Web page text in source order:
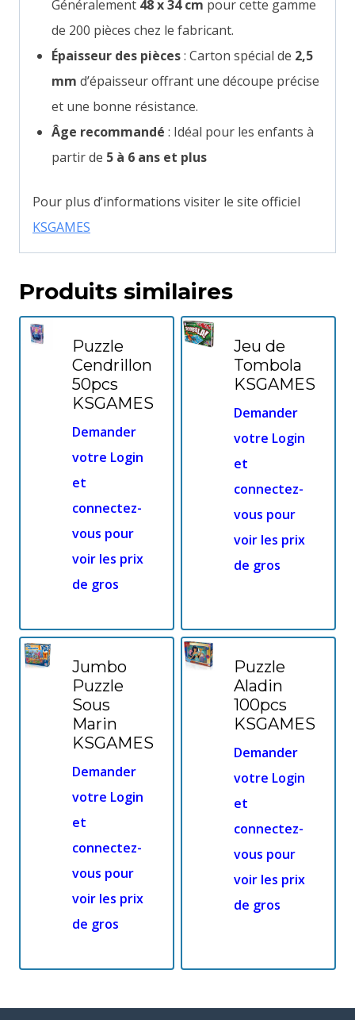
Généralement 48 x 34 cm pour cette gamme
de 200 pièces chez le fabricant.
Épaisseur des pièces: Carton spécial de 2,5
mm d’épaisseur offrant une découpe précise
et une bonne résistance.
Âge recommandé : Idéal pour les enfants à
partir de 5 à 6 ans et plus
Pour plus d’informations visiter le site officiel
KSGAMES
Produits similaires
Puzzle
Cendrillon
50pcs
KSGAMES
Demander
votre Login
et
connectez-
vous pour
voir les prix
de gros
Jeu de
Tombola
KSGAMES
Demander
votre Login
et
connectez-
vous pour
voir les prix
de gros
Jumbo
Puzzle
Sous
Marin
KSGAMES
Demander
votre Login
et
connectez-
vous pour
voir les prix
de gros
Puzzle
Aladin
100pcs
KSGAMES
Demander
votre Login
et
connectez-
vous pour
voir les prix
de gros